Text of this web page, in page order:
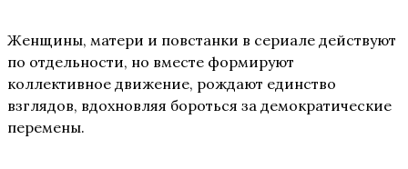
Женщины, матери и повстанки в сериале действуют
по отдельности, но вместе формируют
коллективное движение, рождают единство
взглядов, вдохновляя бороться за демократические
перемены.